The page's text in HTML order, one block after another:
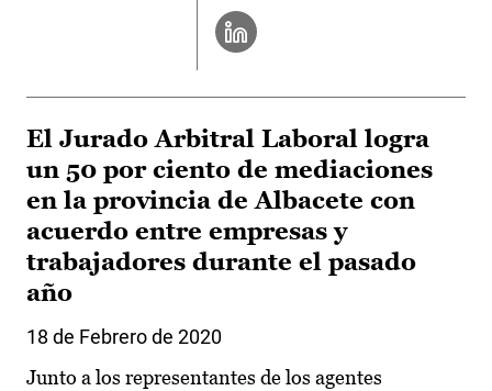
El Jurado Arbitral Laboral logra
un 50 por ciento de mediaciones
en la provincia de Albacete con
acuerdo entre empresas y
trabajadores durante el pasado
año
18 de Febrero de 2020
Junto a los representantes de los agentes